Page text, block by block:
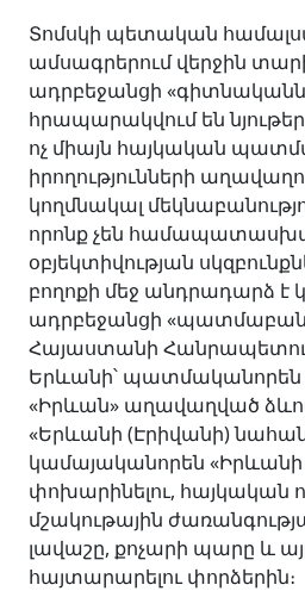
Տոմսկի պետական
ամսագրերում վերջին
ադրբեջանցի
հրապարակվում են
ոչ միայն հայկական
իրողությունների
կողմնակալ
որոնք չեն
օբյեկտիվության
բողոքի մեջ անդրադարձ է
ադրբեջանցի
Հայաստանի
Երևանի՝ պատմականորեն
«Իրևան» աղավաղված
«Երևանի (Էրիվանի)
կամայականորեն
փոխարինելու, հայկական
մշակութային
լավաշը, քոչարի պարը և
հայտարարելու փորձերին։